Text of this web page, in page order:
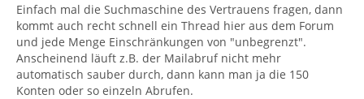
Einfach mal die Suchmaschine des Vertrauens fragen, dann
kommt auch recht schnell ein Thread hier aus dem Forum
und jede Menge Einschränkungen von "unbegrenzt".
Anscheinend läuft z.B. der Mailabruf nicht mehr
automatisch sauber durch, dann kann man ja die 150
Konten oder so einzeln Abrufen.